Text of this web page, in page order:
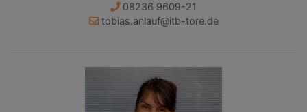
08236 9609-21
tobias.anlauf@itb-tore.de